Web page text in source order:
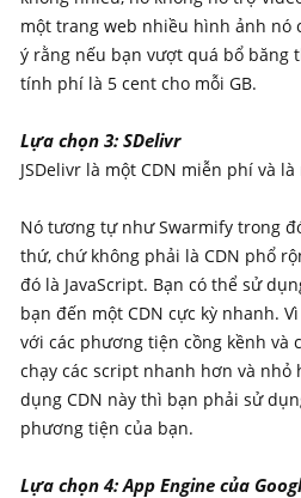
một trang web nhiều hình ảnh nó
ý rằng nếu bạn vượt quá bổ băng
tính phí là 5 cent cho mỗi GB.
Lựa chọn 3: SDelivr
JSDelivr là một CDN miễn phí và
Nó tương tự như Swarmify trong
thứ, chứ không phải là CDN phổ
đó là JavaScript. Bạn có thể sử
bạn đến một CDN cực kỳ nhanh.
với các phương tiện cồng kềnh và
chạy các script nhanh hơn và nhỏ
dụng CDN này thì bạn phải sử
phương tiện của bạn.
Lựa chọn 4: App Engine của